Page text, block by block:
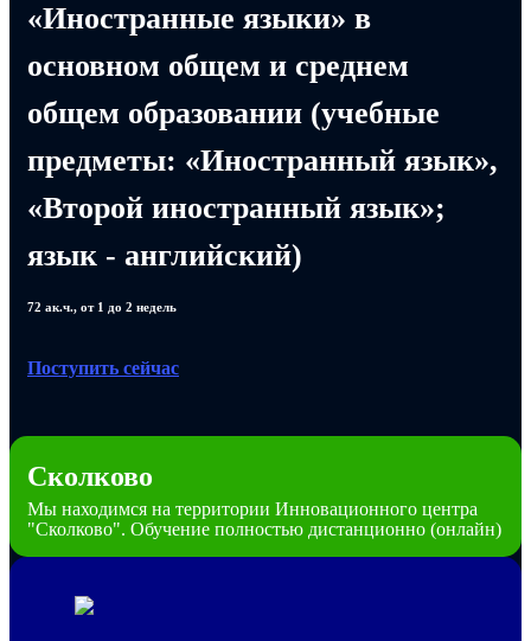
«Иностранные языки» в
основном общем и среднем
общем образовании (учебные
предметы: «Иностранный язык»,
«Второй иностранный язык»;
язык - английский)
72 ак.ч., от 1 до 2 недель
Поступить сейчас
Сколково
Мы находимся на территории Инновационного центра
"Сколково". Обучение полностью дистанционно (онлайн)